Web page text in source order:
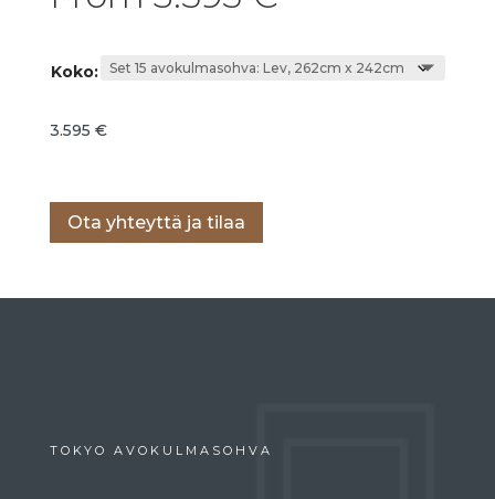
Koko:
3.595 €
Ota yhteyttä ja tilaa
TOKYO AVOKULMASOHVA